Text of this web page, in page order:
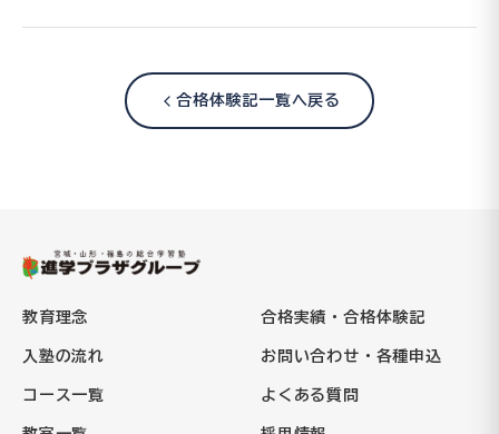
合格体験記一覧へ戻る
教育理念
入塾の流れ
コース一覧
合格実績・合格体験記
お問い合わせ・各種申込
よくある質問